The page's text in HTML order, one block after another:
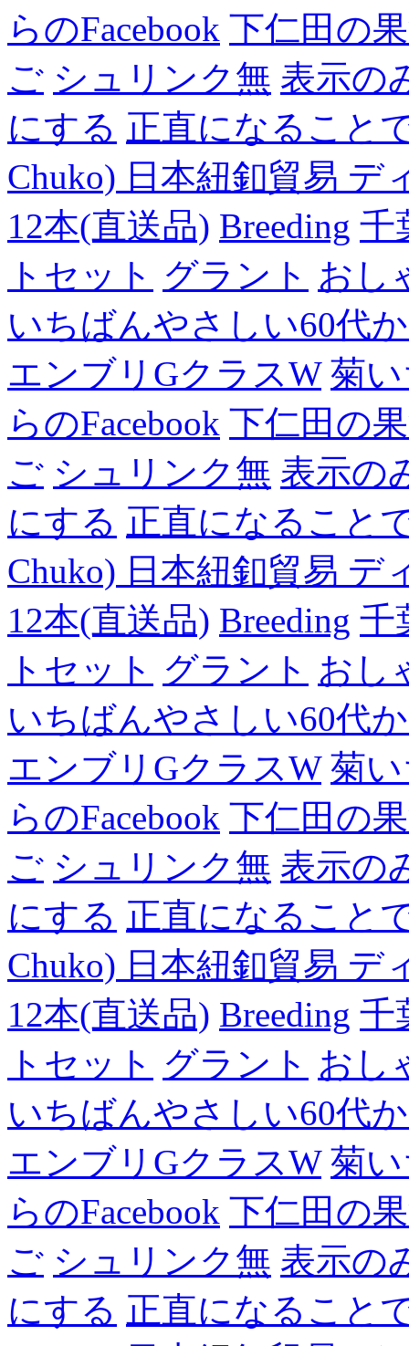
らのFacebook 下仁田の
ご シュリンク無 表示の
にする 正直になること
Chuko) 日本紐釦貿易 デ
12本(直送品) Breeding 千
トセット グラント おし
いちばんやさしい60代
エンブリGクラスW 菊
らのFacebook 下仁田の
ご シュリンク無 表示の
にする 正直になること
Chuko) 日本紐釦貿易 デ
12本(直送品) Breeding 千
トセット グラント おし
いちばんやさしい60代
エンブリGクラスW 菊
らのFacebook 下仁田の
ご シュリンク無 表示の
にする 正直になること
Chuko) 日本紐釦貿易 デ
12本(直送品) Breeding 千
トセット グラント おし
いちばんやさしい60代
エンブリGクラスW 菊
らのFacebook 下仁田の
ご シュリンク無 表示の
にする 正直になること